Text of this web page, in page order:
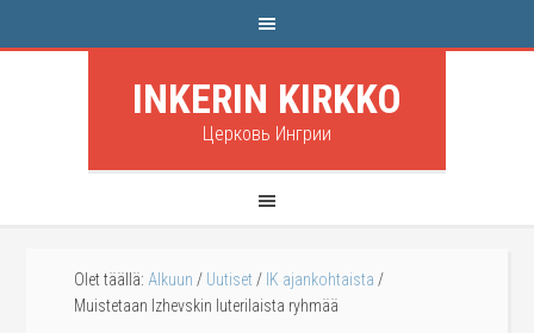
INKERIN KIRKKO
Церковь Ингрии
Olet täällä: Alkuun / Uutiset / IK ajankohtaista /
Muistetaan Izhevskin luterilaista ryhmää